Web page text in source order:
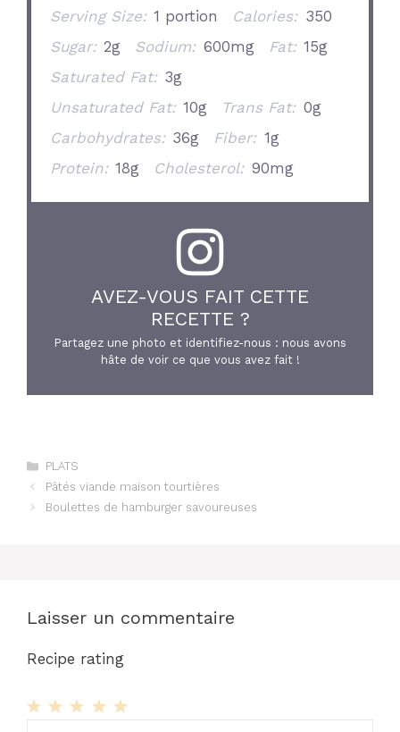
Serving Size: 1 portion Calories: 350
Sugar: 2g Sodium: 600mg Fat: 15g
Saturated Fat: 3g
Unsaturated Fat: 10g Trans Fat: 0g
Carbohydrates: 36g Fiber: 1g
Protein: 18g Cholesterol: 90mg
AVEZ-VOUS FAIT CETTE
RECETTE ?
Partagez une photo et identifiez-nous : nous avons
hâte de voir ce que vous avez fait !
Catégories
PLATS
Pâtés viande maison tourtières
Boulettes de hamburger savoureuses
Laisser un commentaire
Recipe rating